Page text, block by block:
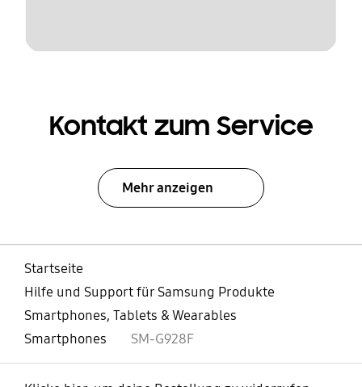
Kontakt zum Service
Mehr anzeigen
Startseite
Hilfe und Support für Samsung Produkte
Smartphones, Tablets & Wearables
Smartphones
SM-G928F